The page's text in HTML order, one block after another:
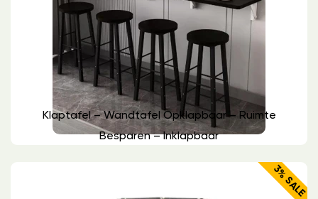
Klaptafel – Wandtafel Opklapbaar – Ruimte
Besparen – Inklapbaar
3% SALE